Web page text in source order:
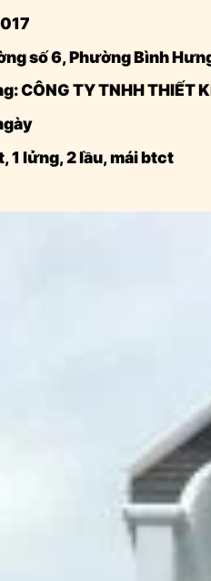
số 6, Phường Bình
CÔNG TY TNHH THIẾT
1 lửng, 2 lầu, mái btct